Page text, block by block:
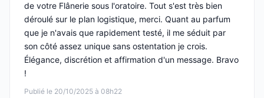
Publié le 20/10/2025 à 08h22
de votre Flânerie sous l'oratoire. Tout s'est très bien
déroulé sur le plan logistique, merci. Quant au parfum
que je n'avais que rapidement testé, il me séduit par
son côté assez unique sans ostentation je crois.
Élégance, discrétion et affirmation d'un message. Bravo
!